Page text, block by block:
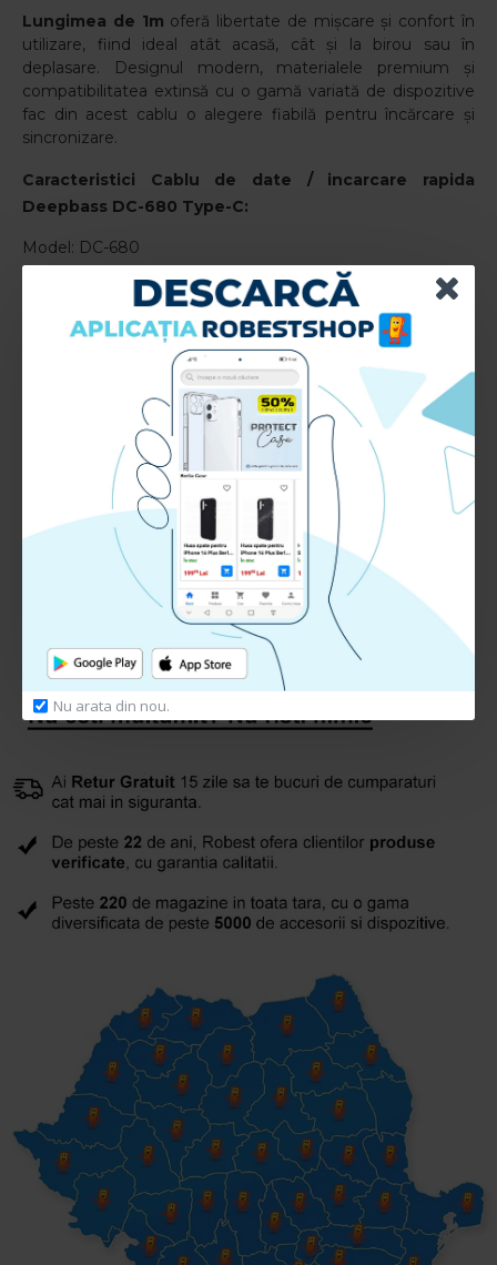
Nu arata din nou.
Lungimea de 1m oferă libertate de mișcare și confort în
utilizare, fiind ideal atât acasă, cât și la birou sau în
deplasare. Designul modern, materialele premium și
compatibilitatea extinsă cu o gamă variată de dispozitive
fac din acest cablu o alegere fiabilă pentru încărcare și
sincronizare.
Caracteristici Cablu de date / incarcare rapida
Deepbass DC-680 Type-C:
Model: DC-680
Functii: Incarcare+Transfer de date
Putere: 65W
RECENZII CLIENTI:
Nu sunt recenzii la acest produs.
Adauga Recenzie
Te rugam autentifica-tesauinregistreaza un cont nou
pentru a putea lasa o recenzie